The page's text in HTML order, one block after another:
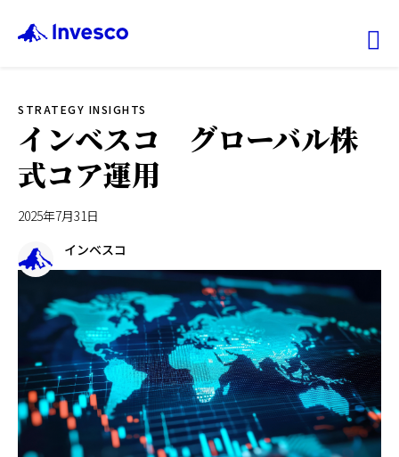
ファンド情報
マーケット情報
会社情報
機関投資家
日本
STRATEGY INSIGHTS
インベスコ グローバル株
式コア運用
2025年7月31日
インベスコ